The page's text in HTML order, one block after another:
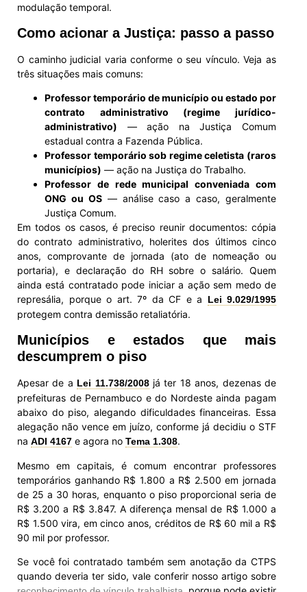
modulação temporal.
Como acionar a Justiça: passo a passo
O caminho judicial varia conforme o seu vínculo. Veja as
três situações mais comuns:
Professor temporário de município ou estado por
contrato administrativo (regime jurídico-
administrativo) — ação na Justiça Comum
estadual contra a Fazenda Pública.
Professor temporário sob regime celetista (raros
municípios) — ação na Justiça do Trabalho.
Professor de rede municipal conveniada com
ONG ou OS— análise caso a caso, geralmente
Justiça Comum.
Em todos os casos, é preciso reunir documentos: cópia
do contrato administrativo, holerites dos últimos cinco
anos, comprovante de jornada (ato de nomeação ou
portaria), e declaração do RH sobre o salário. Quem
ainda está contratado pode iniciar a ação sem medo de
represália, porque o art. 7º da CF e a
Lei 9.029/1995
protegem contra demissão retaliatória.
Municípios e estados que mais
descumprem o piso
Apesar de a Lei 11.738/2008já ter 18 anos, dezenas de
prefeituras de Pernambuco e do Nordeste ainda pagam
abaixo do piso, alegando dificuldades financeiras. Essa
alegação não vence em juízo, conforme já decidiu o STF
na ADI 4167 e agora no Tema 1.308.
Mesmo em capitais, é comum encontrar professores
temporários ganhando R$ 1.800 a R$ 2.500 em jornada
de 25 a 30 horas, enquanto o piso proporcional seria de
R$ 3.200 a R$ 3.847. A diferença mensal de R$ 1.000 a
R$ 1.500 vira, em cinco anos, créditos de R$ 60 mil a R$
90 mil por professor.
Se você foi contratado também sem anotação da CTPS
quando deveria ter sido, vale conferir nosso artigo sobre